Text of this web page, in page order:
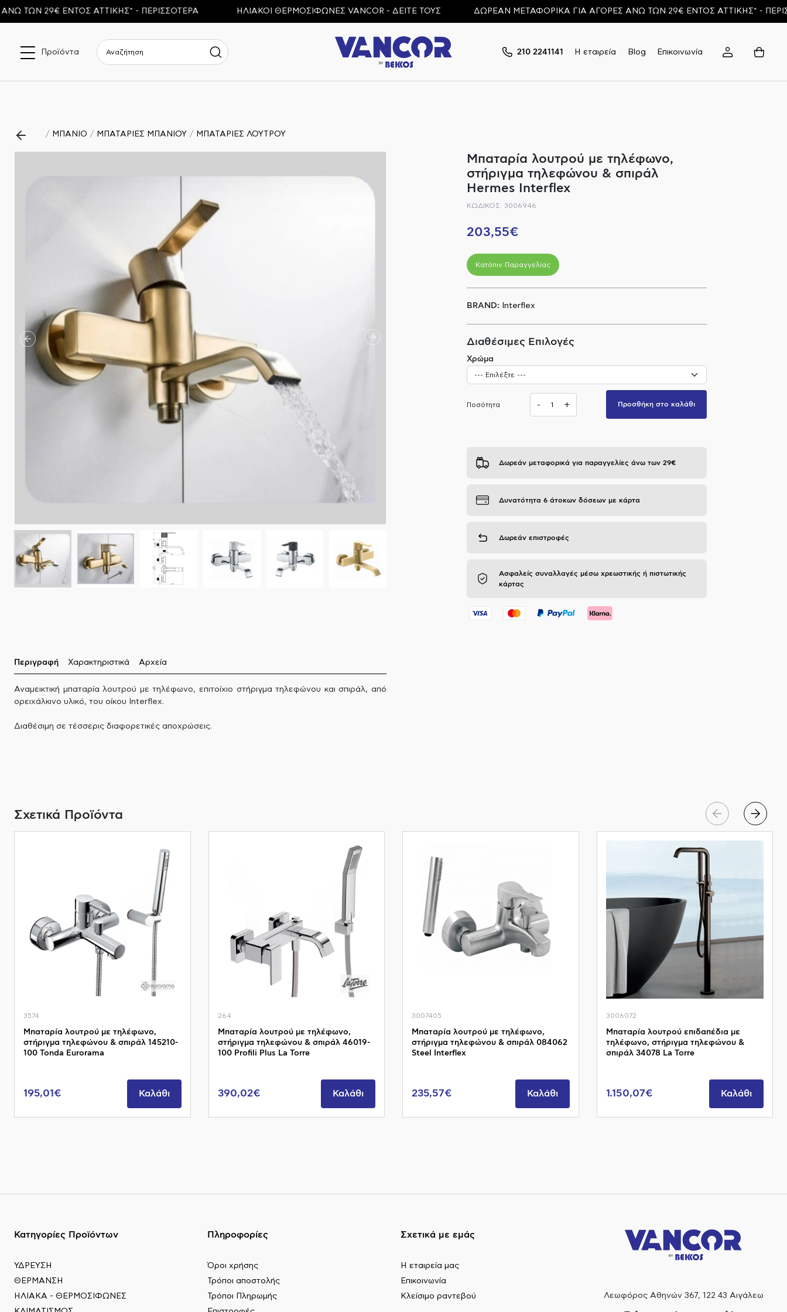
29€ ΕΝΤΟΣ ΑΤΤΙΚΗΣ* - ΠΕΡΙΣΣΟΤΕΡΑ ΗΛΙΑΚΟΙ ΘΕΡΜΟΣΙΦΩΝΕΣ VANCOR - ΔΕΙΤΕ ΤΟΥΣ ΔΩΡΕΑΝ ΜΕΤΑΦΟΡΙΚΑ ΓΙΑ ΑΓΟΡΕΣ ΑΝΩ ΤΩΝ 29€ ΕΝΤΟΣ ΑΤΤΙΚΗΣ* -
Προϊόντα 210 2241141 Η εταιρεία Blog Επικοινωνία
ΜΠΑΝΙΟ ΜΠΑΤΑΡΙΕΣ ΜΠΑΝΙΟΥ ΜΠΑΤΑΡΙΕΣ ΛΟΥΤΡΟΥ
Μπαταρία λουτρού με τηλέφωνο,
στήριγμα τηλεφώνου & σπιράλ
Hermes Interflex
ΚΩΔΙΚΟΣ: 3006946
203,55€
Κατόπιν Παραγγελίας
BRAND: Interflex
Διαθέσιμες Επιλογές
Χρώμα
Ποσότητα - + Προσθήκη στο καλάθι
Δωρεάν μεταφορικά για παραγγελίες άνω των 29€
Δυνατότητα 6 άτοκων δόσεων με κάρτα
Δωρεάν επιστροφές
Ασφαλείς συναλλαγές μέσω χρεωστικής ή πιστωτικής
κάρτας
Περιγραφή Χαρακτηριστικά Αρχεία
Αναμεικτική μπαταρία λουτρού με τηλέφωνο, επιτοίχιο στήριγμα τηλεφώνου και σπιράλ, από
ορειχάλκινο υλικό, του οίκου Interflex.
Διαθέσιμη σε τέσσερις διαφορετικές αποχρώσεις.
Σχετικά Προϊόντα
3574
Μπαταρία λουτρού με τηλέφωνο,
στήριγμα τηλεφώνου & σπιράλ 145210-
100 Tonda Eurorama
195,01€ Καλάθι
264
Μπαταρία λουτρού με τηλέφωνο,
στήριγμα τηλεφώνου & σπιράλ 46019-
100 Profili Plus La Torre
390,02€ Καλάθι
3007405
Μπαταρία λουτρού με τηλέφωνο,
στήριγμα τηλεφώνου & σπιράλ 084062
Steel Interflex
235,57€ Καλάθι
3006072
Μπαταρία λουτρού επιδαπέδια με
τηλέφωνο, στήριγμα τηλεφώνου &
σπιράλ 34078 La Torre
1.150,07€ Καλάθι
Κατηγορίες Προϊόντων
ΥΔΡΕΥΣΗ
ΘΕΡΜΑΝΣΗ
ΗΛΙΑΚΑ - ΘΕΡΜΟΣΙΦΩΝΕΣ
Πληροφορίες
Όροι χρήσης
Τρόποι αποστολής
Τρόποι Πληρωμής
Σχετικά με εμάς
Η εταιρεία μας
Επικοινωνία
Κλείσιμο ραντεβού
Λεωφόρος Αθηνών 367, 122 43 Αιγάλεω